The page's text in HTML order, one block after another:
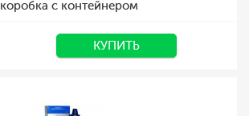
коробка с контейнером
КУПИТЬ